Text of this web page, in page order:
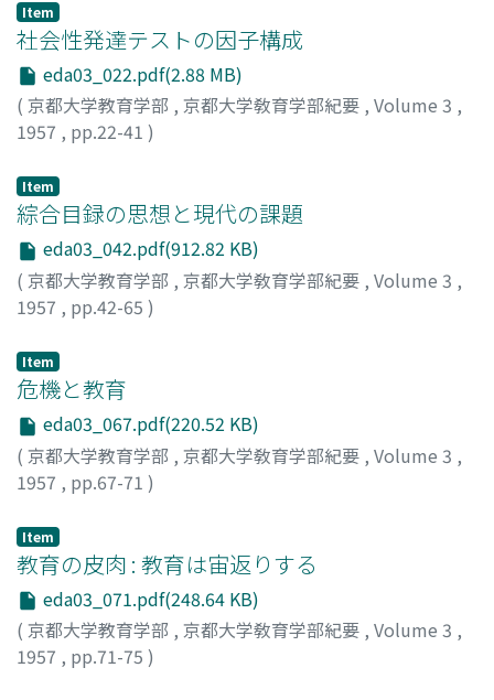
Item
社会性発達テストの因子構成
eda03_022.pdf(2.88 MB)
( 京都大学教育学部 , 京都大学敎育学部紀要 , Volume 3 ,
1957 , pp.22-41 )
Item
綜合目録の思想と現代の課題
eda03_042.pdf(912.82 KB)
( 京都大学教育学部 , 京都大学敎育学部紀要 , Volume 3 ,
1957 , pp.42-65 )
Item
危機と教育
eda03_067.pdf(220.52 KB)
( 京都大学教育学部 , 京都大学敎育学部紀要 , Volume 3 ,
1957 , pp.67-71 )
Item
教育の皮肉 : 教育は宙返りする
eda03_071.pdf(248.64 KB)
( 京都大学教育学部 , 京都大学敎育学部紀要 , Volume 3 ,
1957 , pp.71-75 )